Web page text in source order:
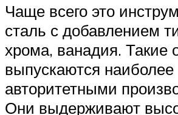
Чаще всего это
сталь с добавлением
хрома, ванадия. Такие
выпускаются наиболее
авторитетными
Они выдерживают